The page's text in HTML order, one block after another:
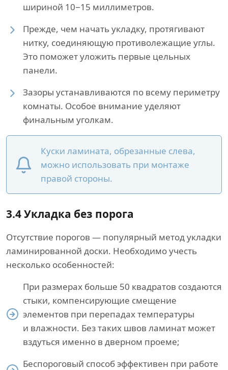
шириной 10−15 миллиметров.
Прежде, чем начать укладку, протягивают
нитку, соединяющую противолежащие углы.
Это поможет уложить первые цельных
панели.
Зазоры устанавливаются по всему периметру
комнаты. Особое внимание уделяют
финальным уголкам.
Куски ламината, обрезанные слева,
можно использовать при монтаже
правой стороны.
3.4Укладка без порога
Отсутствие порогов — популярный метод укладки
ламинированной доски. Необходимо учесть
несколько особенностей:
При размерах больше 50 квадратов создаются
стыки, компенсирующие смещение
элементов при перепадах температуры
и влажности. Без таких швов ламинат может
вздуться именно в дверном проеме;
Беспороговый способ эффективен при работе